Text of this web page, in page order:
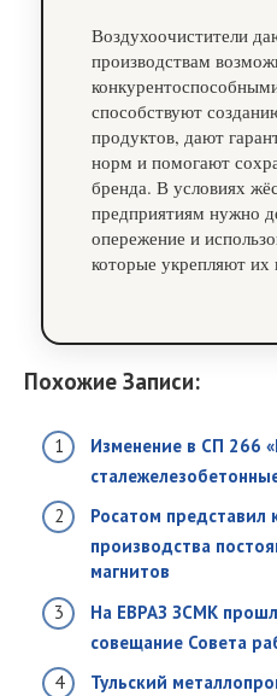
Воздухоочистители
производствам
способствуют
продуктов, дают
норм и помогают
бренда. В условиях
предприятиям нужно
опережение и
которые укрепляют их
Похожие Записи:
Изменение в СП 266
Росатом
производства
магнитов
На ЕВРАЗ ЗСМК
совещание Совета
Тульский